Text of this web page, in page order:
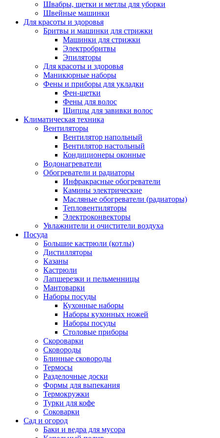
Швабры, щетки и метлы для уборки
Швейные машинки
Для красоты и здоровья
Бритвы и машинки для стрижки
Машинки для стрижки
Электробритвы
Эпиляторы
Для красоты и здоровья
Маникюрные наборы
Фены и приборы для укладки
Фен-щетки
Фены для волос
Щипцы для завивки волос
Климатическая техника
Вентиляторы
Вентилятор напольный
Вентилятор настольный
Кондиционеры оконные
Водонагреватели
Обогреватели и радиаторы
Инфракрасные обогреватели
Камины электрические
Масляные обогреватели (радиаторы)
Тепловентиляторы
Электроконвекторы
Увлажнители и очистители воздуха
Посуда
Большие кастрюли (котлы)
Дистилляторы
Казаны
Кастрюли
Лапшерезки и пельменницы
Мантоварки
Наборы посуды
Кухонные наборы
Наборы кухонных ножей
Наборы посуды
Столовые приборы
Скороварки
Сковороды
Блинные сковороды
Термосы
Разделочные доски
Формы для выпекания
Термокружки
Турки для кофе
Соковарки
Сад и огород
Баки и ведра для мусора